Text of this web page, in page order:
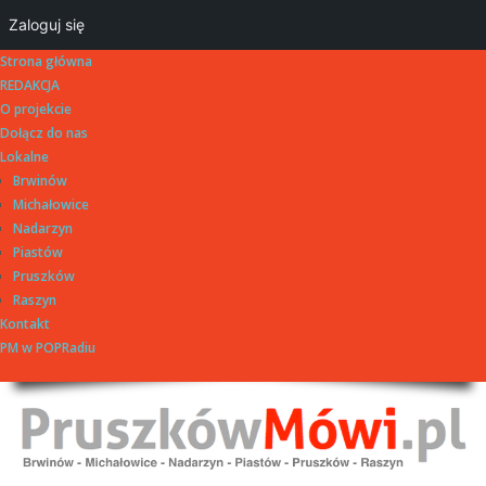
Strona główna
REDAKCJA
O projekcie
Dołącz do nas
Lokalne
Brwinów
Michałowice
Nadarzyn
Piastów
Pruszków
Raszyn
Kontakt
PM w POPRadiu
Zaloguj się